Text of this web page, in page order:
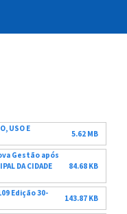
USO E
5.62 MB
Gestão após
DA CIDADE
84.68 KB
Edição 30-
143.87 KB